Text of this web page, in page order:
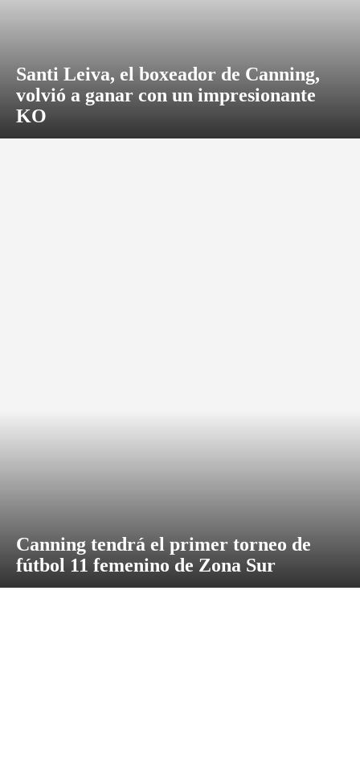
Santi Leiva, el boxeador de Canning,
volvió a ganar con un impresionante
KO
Canning tendrá el primer torneo de
fútbol 11 femenino de Zona Sur